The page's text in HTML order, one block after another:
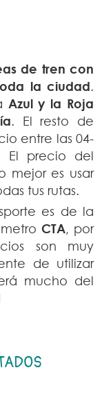
de tren con
la ciudad.
Azul y la Roja
. El resto de
entre las 04-
El precio del
mejor es usar
tus rutas.
es de la
CTA, por
son muy
de utilizar
mucho del